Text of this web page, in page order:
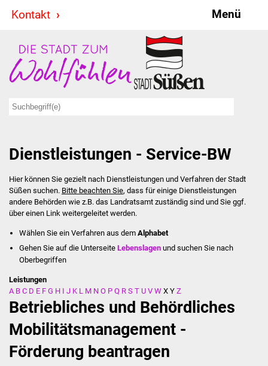
Kontakt Menü
Stadt & Politik
Bürgermeister
Ausschüsse
Ratsinformationssystem
Jugendbeirat
Summerrockfestival
Stadtverwaltung
Ansprechpartner
Behördenwegweiser
Dienstleistungen - Service-BW
Hier können Sie gezielt nach Dienstleistungen und Verfahren der Stadt
Süßen suchen. Bitte beachten Sie, dass für einige Dienstleistungen
andere Behörden wie z.B. das Landratsamt zuständig sind und Sie ggf.
über einen Link weitergeleitet werden.
Wählen Sie ein Verfahren aus dem Alphabet
Gehen Sie auf die UnterseiteLebenslagen und suchen Sie nach
Oberbegriffen
Leistungen
A B C D E F G H I J K L M N O P Q R S T U V W X Y Z
Betriebliches und Behördliches
Mobilitätsmanagement -
Förderung beantragen